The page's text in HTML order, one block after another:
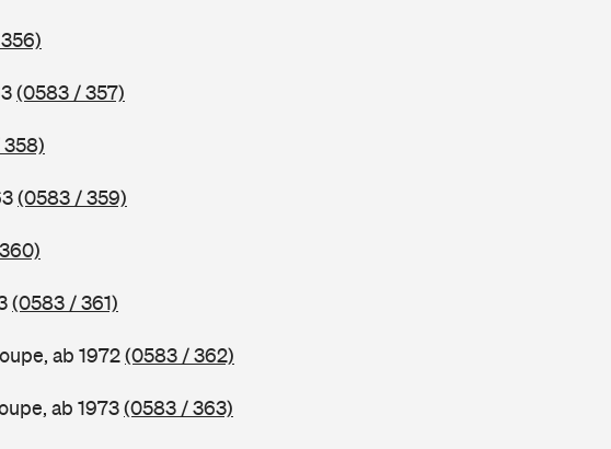
(0583 / 357)
(0583 / 359)
(0583 / 361)
ab 1972(0583 / 362)
ab 1973(0583 / 363)